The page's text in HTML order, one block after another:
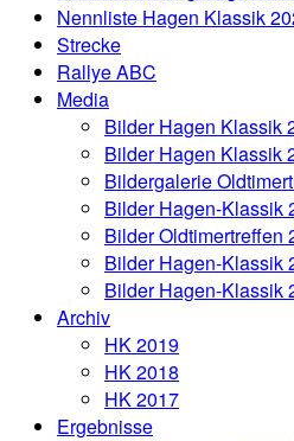
Nennliste Hagen Klassik
Strecke
Rallye ABC
Media
Bilder Hagen Klassik
Bilder Hagen Klassik
Bildergalerie
Bilder Hagen-Klassik
Bilder Oldtimertreffen
Bilder Hagen-Klassik
Bilder Hagen-Klassik
Archiv
HK 2019
HK 2018
HK 2017
Ergebnisse